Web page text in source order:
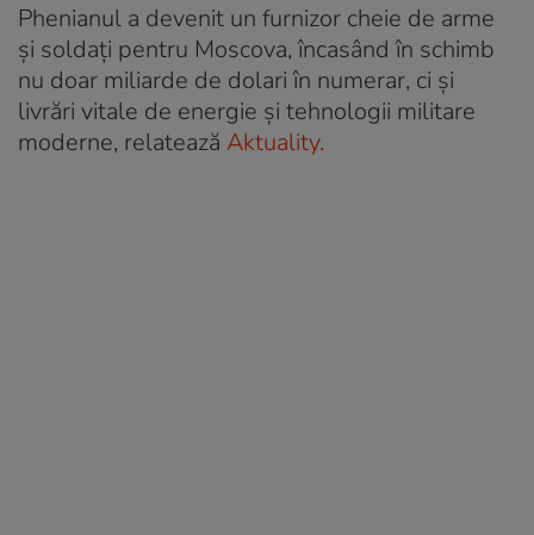
Phenianul a devenit un furnizor cheie de arme
și soldați pentru Moscova, încasând în schimb
nu doar miliarde de dolari în numerar, ci și
livrări vitale de energie și tehnologii militare
moderne, relatează Aktuality.